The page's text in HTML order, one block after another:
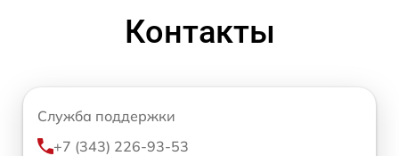
Контакты
Служба поддержки
+7 (343) 226-93-53